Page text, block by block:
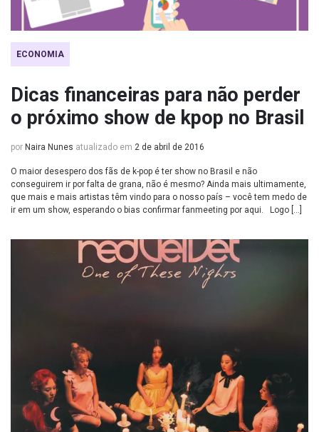
ECONOMIA
Dicas financeiras para não perder
o próximo show de kpop no Brasil
por Naira Nunes atualizado em 2 de abril de 2016
O maior desespero dos fãs de k-pop é ter show no Brasil e não
conseguirem ir por falta de grana, não é mesmo? Ainda mais ultimamente,
que mais e mais artistas têm vindo para o nosso país – você tem medo de
ir em um show, esperando o bias confirmar fanmeeting por aqui. Logo […]